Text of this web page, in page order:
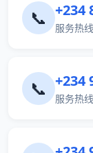
📞 +234
服务热线
📞 +234
服务热线